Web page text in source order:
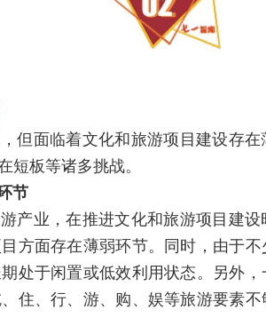
但面临着文化和旅游项目建设存
短板等诸多挑战。
节
产业，在推进文化和旅游项目建
方面存在薄弱环节。同时，由于
处于闲置或低效利用状态。另外
住、行、游、购、娱等旅游要素